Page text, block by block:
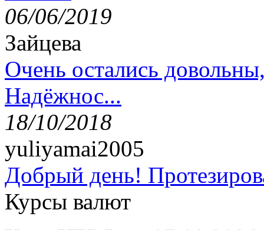
06/06/2019
Зайцева
Очень остались
Надёжнос...
18/10/2018
yuliyamai2005
Добрый день!
Курсы валют